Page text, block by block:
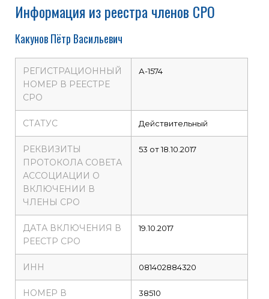
Информация из реестра членов СРО
Какунов Пётр Васильевич
РЕГИСТРАЦИОННЫЙ
НОМЕР В РЕЕСТРЕ
СРО
А-1574
СТАТУС Действительный
РЕКВИЗИТЫ
ПРОТОКОЛА СОВЕТА
АССОЦИАЦИИ О
ВКЛЮЧЕНИИ В
ЧЛЕНЫ СРО
53 от 18.10.2017
ДАТА ВКЛЮЧЕНИЯ В
РЕЕСТР СРО
19.10.2017
ИНН 081402884320
НОМЕР В
38510